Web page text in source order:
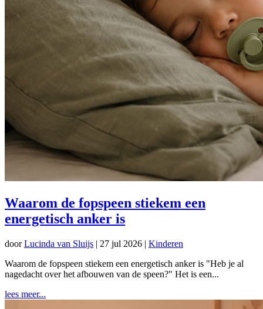
Waarom de fopspeen stiekem een
energetisch anker is
doorLucinda van Sluijs | 27 jul 2026 | Kinderen
Waarom de fopspeen stiekem een energetisch anker is "Heb je al
nagedacht over het afbouwen van de speen?" Het is een...
lees meer...